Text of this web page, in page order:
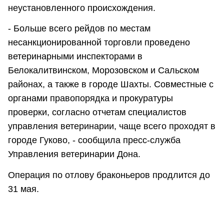
неустановленного происхождения.
- Больше всего рейдов по местам
несанкционированной торговли проведено
ветеринарными инспекторами в
Белокалитвинском, Морозовском и Сальском
районах, а также в городе Шахты. Совместные с
органами правопорядка и прокуратуры
проверки, согласно отчетам специалистов
управления ветеринарии, чаще всего проходят в
городе Гуково, - сообщила пресс-служба
Управления ветеринарии Дона.
Операция по отлову браконьеров продлится до
31 мая.